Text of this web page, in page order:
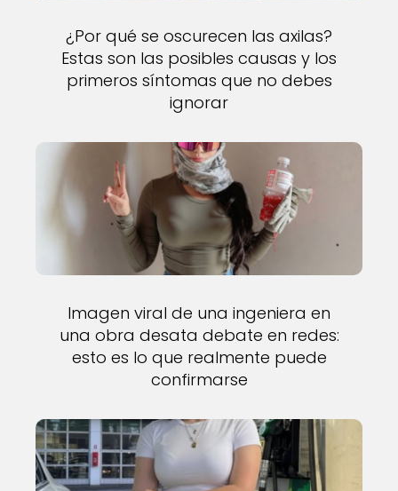
¿Por qué se oscurecen las axilas?
Estas son las posibles causas y los
primeros síntomas que no debes
ignorar
Imagen viral de una ingeniera en
una obra desata debate en redes:
esto es lo que realmente puede
confirmarse